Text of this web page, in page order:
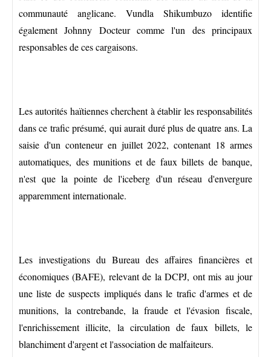
communauté anglicane. Vundla Shikumbuzo identifie
également Johnny Docteur comme l'un des principaux
responsables de ces cargaisons.
Les autorités haïtiennes cherchent à établir les responsabilités
dans ce trafic présumé, qui aurait duré plus de quatre ans. La
saisie d'un conteneur en juillet 2022, contenant 18 armes
automatiques, des munitions et de faux billets de banque,
n'est que la pointe de l'iceberg d'un réseau d'envergure
apparemment internationale.
Les investigations du Bureau des affaires financières et
économiques (BAFE), relevant de la DCPJ, ont mis au jour
une liste de suspects impliqués dans le trafic d'armes et de
munitions, la contrebande, la fraude et l'évasion fiscale,
l'enrichissement illicite, la circulation de faux billets, le
blanchiment d'argent et l'association de malfaiteurs.